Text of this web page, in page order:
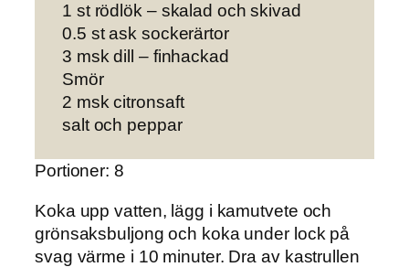
1 st rödlök – skalad och skivad
0.5 st ask sockerärtor
3 msk dill – finhackad
Smör
2 msk citronsaft
salt och peppar
Portioner: 8
Koka upp vatten, lägg i kamutvete och
grönsaksbuljong och koka under lock på
svag värme i 10 minuter. Dra av kastrullen